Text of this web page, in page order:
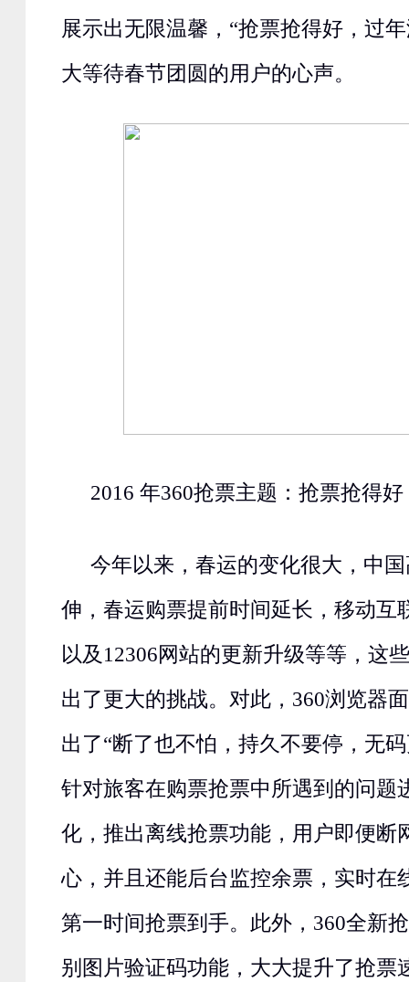
展示出无限温馨，“抢票抢得好，过
大等待春节团圆的用户的心声。
2016 年360抢票主题：抢票抢得
今年以来，春运的变化很大，中
伸，春运购票提前时间延长，移动互
以及12306网站的更新升级等等，这
出了更大的挑战。对此，360浏览器
出了“断了也不怕，持久不要停，无
针对旅客在购票抢票中所遇到的问题
化，推出离线抢票功能，用户即便断
心，并且还能后台监控余票，实时在
第一时间抢票到手。此外，360全新
别图片验证码功能，大大提升了抢票